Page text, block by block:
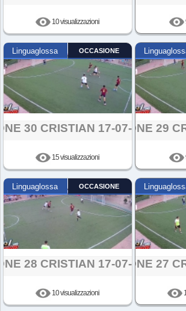
10 visualizzazioni
Linguaglossa OCCASIONE
30 CRISTIAN 17-07-2024
15 visualizzazioni
AZIONE 29
Linguaglossa OCCASIONE
28 CRISTIAN 17-07-2024
10 visualizzazioni
AZIONE 27